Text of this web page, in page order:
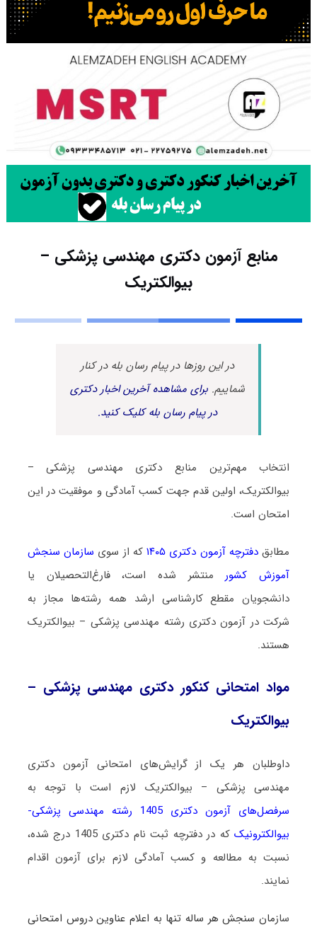
منابع آزمون دکتری مهندسی پزشکی –
بیوالکتریک
در این روزها در پیام رسان بله در کنار
شماییم.برای مشاهده آخرین اخبار دکتری
در پیام رسان بله کلیک کنید.
انتخاب مهم‌ترین منابع دکتری مهندسی پزشکی –
بیوالکتریک، اولین قدم جهت کسب آمادگی و موفقیت در این
امتحان است.
مطابقدفترچه آزمون دکتری ۱۴۰۵ که از سوی سازمان سنجش
آموزش کشورمنتشر شده است، فارغ‌التحصیلان یا
دانشجویان مقطع کارشناسی ارشد همه رشته‌ها مجاز به
شرکت در آزمون دکتری رشته مهندسی پزشکی – بیوالکتریک
هستند.
مواد امتحانی کنکور دکتری مهندسی پزشکی –
بیوالکتریک
داوطلبان هر یک از گرایش‌های امتحانی آزمون دکتری
مهندسی پزشکی – بیوالکتریک لازم است با توجه به
سرفصل‌های آزمون دکتری 1405 رشته مهندسی پزشکی-
بیوالکترونیک
که در دفترچه ثبت نام دکتری 1405 درج شده،
نسبت به مطالعه و کسب آمادگی لازم برای آزمون اقدام
نمایند.
سازمان سنجش هر ساله تنها به اعلام عناوین دروس امتحانی